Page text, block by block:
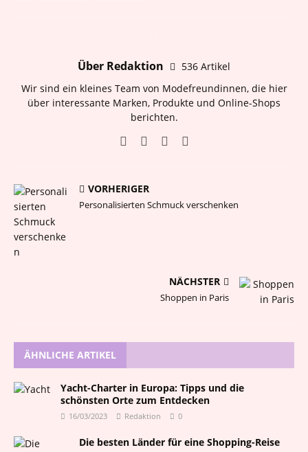
Über Redaktion
536 Artikel
Wir sind ein kleines Team von Modefreundinnen, die hier
über interessante Marken, Produkte und Online-Shops
berichten.
VORHERIGER
Personalisierten Schmuck verschenken
NÄCHSTER
Shoppen in Paris
ÄHNLICHE ARTIKEL
Yacht-Charter in Europa: Tipps und die
schönsten Orte zum Entdecken
16/03/2023 Redaktion 0
Die besten Länder für eine Shopping-Reise